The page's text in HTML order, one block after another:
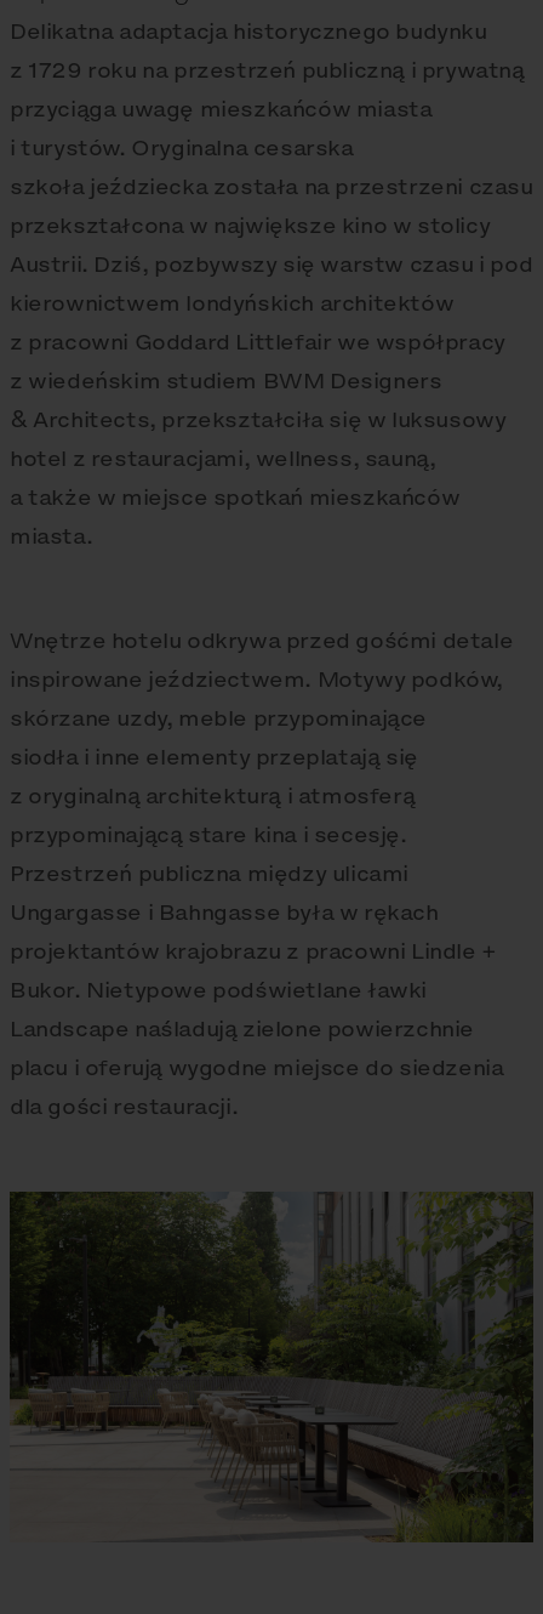
Delikatna adaptacja historycznego budynku
z 1729 roku na przestrzeń publiczną i prywatną
przyciąga uwagę mieszkańców miasta
i turystów. Oryginalna cesarska
szkoła jeździecka została na przestrzeni czasu
przekształcona w największe kino w stolicy
Austrii. Dziś, pozbywszy się warstw czasu i pod
kierownictwem londyńskich architektów
z pracowni Goddard Littlefair we współpracy
z wiedeńskim studiem BWM Designers
& Architects, przekształciła się w luksusowy
hotel z restauracjami, wellness, sauną,
a także w miejsce spotkań mieszkańców
miasta.
Wnętrze hotelu odkrywa przed gośćmi detale
inspirowane jeździectwem. Motywy podków,
skórzane uzdy, meble przypominające
siodła i inne elementy przeplatają się
z oryginalną architekturą i atmosferą
przypominającą stare kina i secesję.
Przestrzeń publiczna między ulicami
Ungargasse i Bahngasse była w rękach
projektantów krajobrazu z pracowni Lindle +
Bukor. Nietypowe podświetlane ławki
Landscape naśladują zielone powierzchnie
placu i oferują wygodne miejsce do siedzenia
dla gości restauracji.